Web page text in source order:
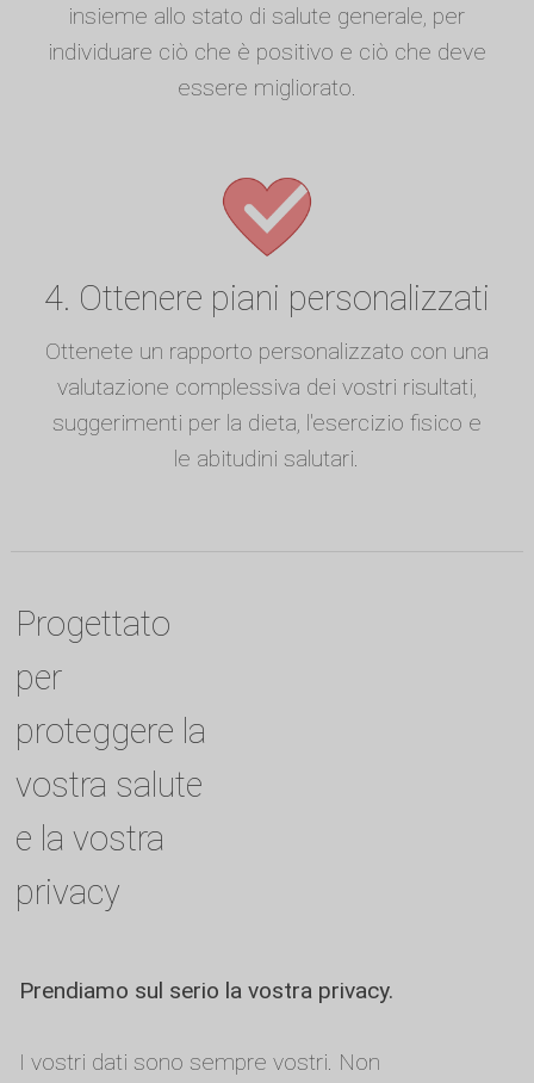
insieme allo stato di salute generale, per
individuare ciò che è positivo e ciò che deve
essere migliorato.
4. Ottenere piani personalizzati
Ottenete un rapporto personalizzato con una
valutazione complessiva dei vostri risultati,
suggerimenti per la dieta, l'esercizio fisico e
le abitudini salutari.
Progettato
per
proteggere la
vostra salute
e la vostra
privacy
Prendiamo sul serio la vostra privacy.
I vostri dati sono sempre vostri. Non